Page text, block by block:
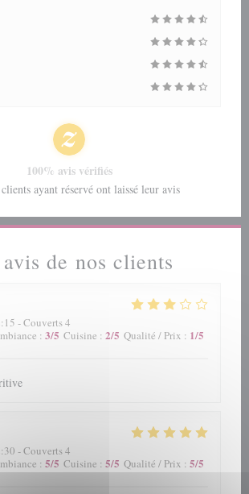
de nos clients
- Couverts 4
: 3/5 Cuisine : 2/5 Qualité / Prix : 1/5
- Couverts 4
: 5/5 Cuisine : 5/5 Qualité / Prix : 5/5
100% avis vérifiés
ayant réservé ont laissé leur avis